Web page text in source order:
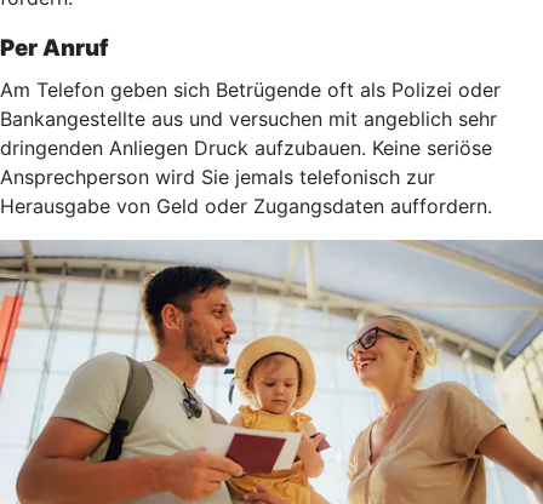
Per Anruf
Am Telefon geben sich Betrügende oft als Polizei oder
Bankangestellte aus und versuchen mit angeblich sehr
dringenden Anliegen Druck aufzubauen. Keine seriöse
Ansprechperson wird Sie jemals telefonisch zur
Herausgabe von Geld oder Zugangsdaten auffordern.